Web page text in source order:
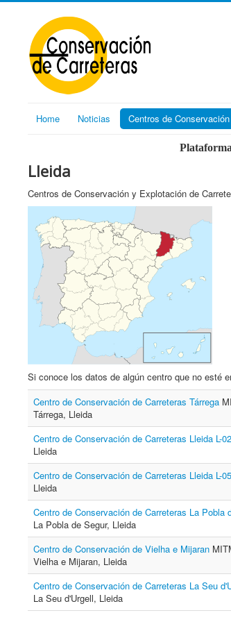
Home Noticias Centros de Conservación
Lleida
Centros de Conservación y Explotación de
Si conoce los datos de algún centro que no esté
Centro de Conservación de Carreteras Tárrega
Tárrega, Lleida
Centro de Conservación de Carreteras Lleida L-02
Lleida
Centro de Conservación de Carreteras Lleida L-05
Lleida
Centro de Conservación de Carreteras La Pobla
La Pobla de Segur, Lleida
Centro de Conservación de Vielha e Mijaran
Vielha e Mijaran, Lleida
Centro de Conservación de Carreteras La Seu
La Seu d'Urgell, Lleida